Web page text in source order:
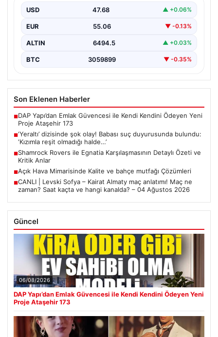
USD 47.68 ▲ +0.06%
EUR 55.06 ▼ -0.13%
ALTIN 6494.5 ▲ +0.03%
BTC 3059899 ▼ -0.35%
Son Eklenen Haberler
■DAP Yapı’dan Emlak Güvencesi ile Kendi Kendini Ödeyen Yeni
Proje Ataşehir 173
■‘Yeraltı’ dizisinde şok olay! Babası suç duyurusunda bulundu:
‘Kızımla reşit olmadığı halde…’
■Shamrock Rovers ile Egnatia Karşılaşmasının Detaylı Özeti ve
Kritik Anlar
■Açık Hava Mimarisinde Kalite ve bahçe mutfağı Çözümleri
■CANLI | Levski Sofya – Kairat Almaty maç anlatımı! Maç ne
zaman? Saat kaçta ve hangi kanalda? – 04 Ağustos 2026
Güncel
06/08/2026
DAP Yapı’dan Emlak Güvencesi ile Kendi Kendini Ödeyen Yeni
Proje Ataşehir 173